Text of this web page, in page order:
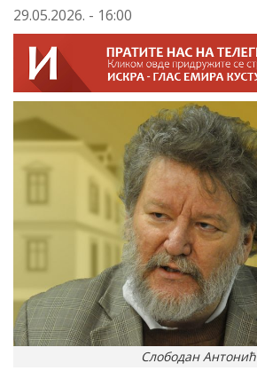
29.05.2026. - 16:00
Слободан Антонић